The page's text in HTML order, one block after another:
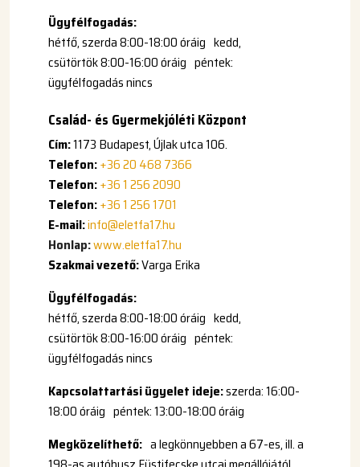
Ügyfélfogadás:
hétfő, szerda 8:00-18:00 óráig kedd,
csütörtök 8:00-16:00 óráig péntek:
ügyfélfogadás nincs
Család- és Gyermekjóléti Központ
Cím:1173 Budapest, Újlak utca 106.
Telefon:+36 20 468 7366
Telefon:+36 1 256 2090
Telefon:+36 1 256 1701
E-mail:info@eletfa17.hu
Honlap:www.eletfa17.hu
Szakmai vezető:Varga Erika
Ügyfélfogadás:
hétfő, szerda 8:00-18:00 óráig kedd,
csütörtök 8:00-16:00 óráig péntek:
ügyfélfogadás nincs
Kapcsolattartási ügyelet ideje:szerda: 16:00-
18:00 óráig péntek: 13:00-18:00 óráig
Megközelíthető: a legkönnyebben a 67-es, ill. a